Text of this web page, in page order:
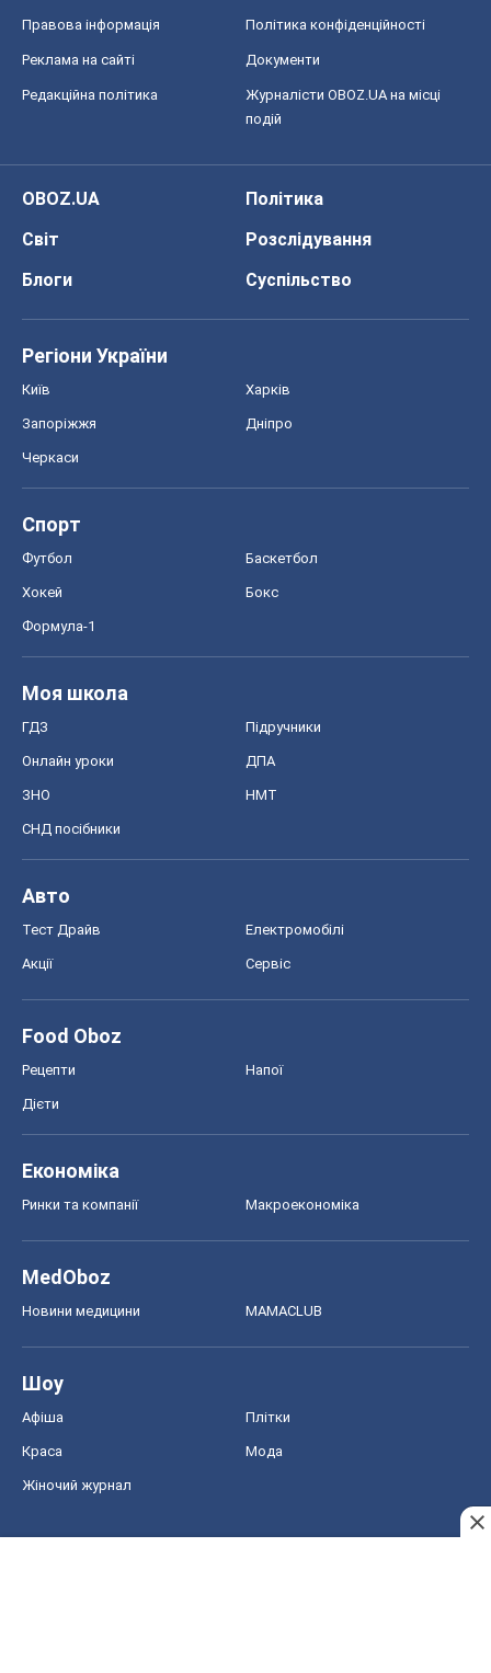
Правова інформація Політика конфіденційності
Реклама на сайті Документи
Редакційна політика
Журналісти OBOZ.UA на місці
подій
OBOZ.UA
Політика
Світ
Розслідування
Блоги
Суспільство
Регіони України
Київ Харків
Запоріжжя Дніпро
Черкаси
Спорт
Футбол Баскетбол
Хокей Бокс
Формула-1
Моя школа
ГДЗ Підручники
Онлайн уроки ДПА
ЗНО НМТ
СНД посібники
Авто
Тест Драйв Електромобілі
Акції Сервіс
Food Oboz
Рецепти Напої
Дієти
Економіка
Ринки та компанії Макроекономіка
MedOboz
Новини медицини MAMACLUB
Шоу
Афіша Плітки
Краса Мода
Жіночий журнал